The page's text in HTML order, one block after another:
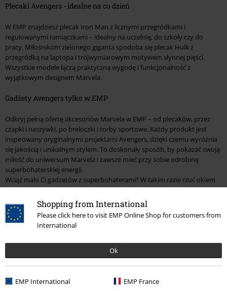
Shopping from International
Please click here to visit EMP Online Shop for customers from
International
Ok
EMP International EMP France
Plecaki Avengers - idealne na co dzień
W EMP znajdziesz plecak Iron Man z licznymi przegródkami i
regulowanymi ramiączkami – idealny na uczelnię, do szkoły czy do
pracy. Miłośnikom zielonego giganta spodoba się plecak Hulk z
przegródką na laptopa i trójwymiarowym motywem słynnej pięści.
Wszystkie modele łączą praktyczną wygodę i funkcjonalność z
wyjątkowym designem Marvela.
Gadżety Avengers tylko w EMP
Odkryj pełną ofertę akcesoriów Marvela w EMP – od plecaków, przez
czapki i naszywki, po breloczki i torby sportowe. Każdy produkt jest
inspirowany oryginalnymi projektami Avengers, dzięki czemu wyróżnia
się jakością i unikalnym stylem. To doskonały sposób, by pokazać swoją
miłość do uniwersum Marvela i zawsze mieć przy sobie odrobinę
superbohaterskiej energii.
Wciąż mało Ci gadżetów z superbohaterami? W takim razie rzuć okiem
na naszą ofertę dla fanów: Supermana, Batmana i Justice League.
15%
Newsletter